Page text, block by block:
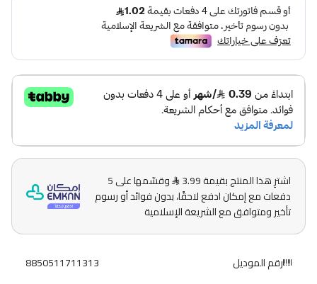
اشترِ هذا المنتج بقيمة 3.99
وقسّمها على 5
دفعات مع إمكان ادفع لاحقًا، بدون فوائد أو رسوم
تأخير ومتوافق مع الشريعة الإسلامية
رقم الموديل 8850511711313